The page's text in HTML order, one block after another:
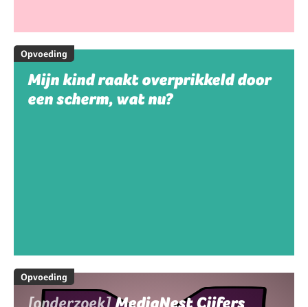
Opvoeding
Mijn kind raakt overprikkeld door
een scherm, wat nu?
Opvoeding
[onderzoek]MediaNest Cijfers